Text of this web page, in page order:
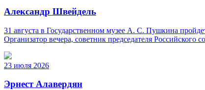
Александр Швейдель
31 августа в Государственном музее А. С. Пушкина
Организатор вечера, советник председателя
23 июля 2026
Эрнест Алавердян